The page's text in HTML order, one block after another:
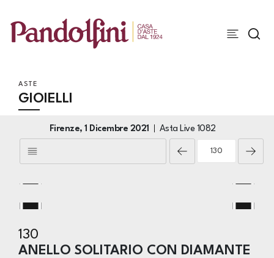
ASTE
GIOIELLI
Firenze, 1 Dicembre 2021 Asta Live 1082
130
ANELLO SOLITARIO CON DIAMANTE